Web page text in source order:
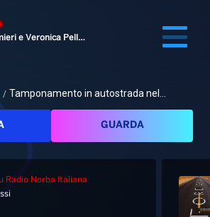
Alan Palmieri e Veronica Pellegrino
Cerca
/ Tamponamento in autostrada nel...
GUARDA
Radio Norba Italiana